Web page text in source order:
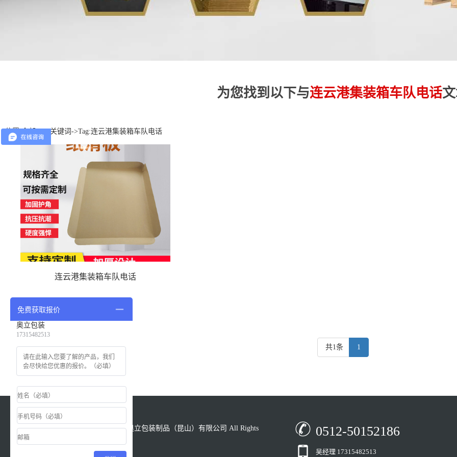
为您找到以下与连云港集装箱车队电话
位置: 全部TAG关键词 ->Tag:连云港集装箱车队电话
连云港集装箱车队电话
共1条 1
版权所有：Copyright &copy; 2021 奥立包装制品（昆山）有限公司 All Rights
Reserved.
0512-50152186
吴经理 17315482513
免费获取报价
奥立包装
17315482513